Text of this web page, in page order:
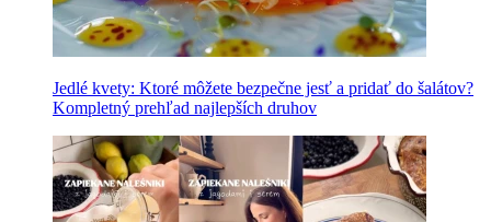
Jedlé kvety: Ktoré môžete bezpečne jesť a pridať do šalátov?
Kompletný prehľad najlepších druhov